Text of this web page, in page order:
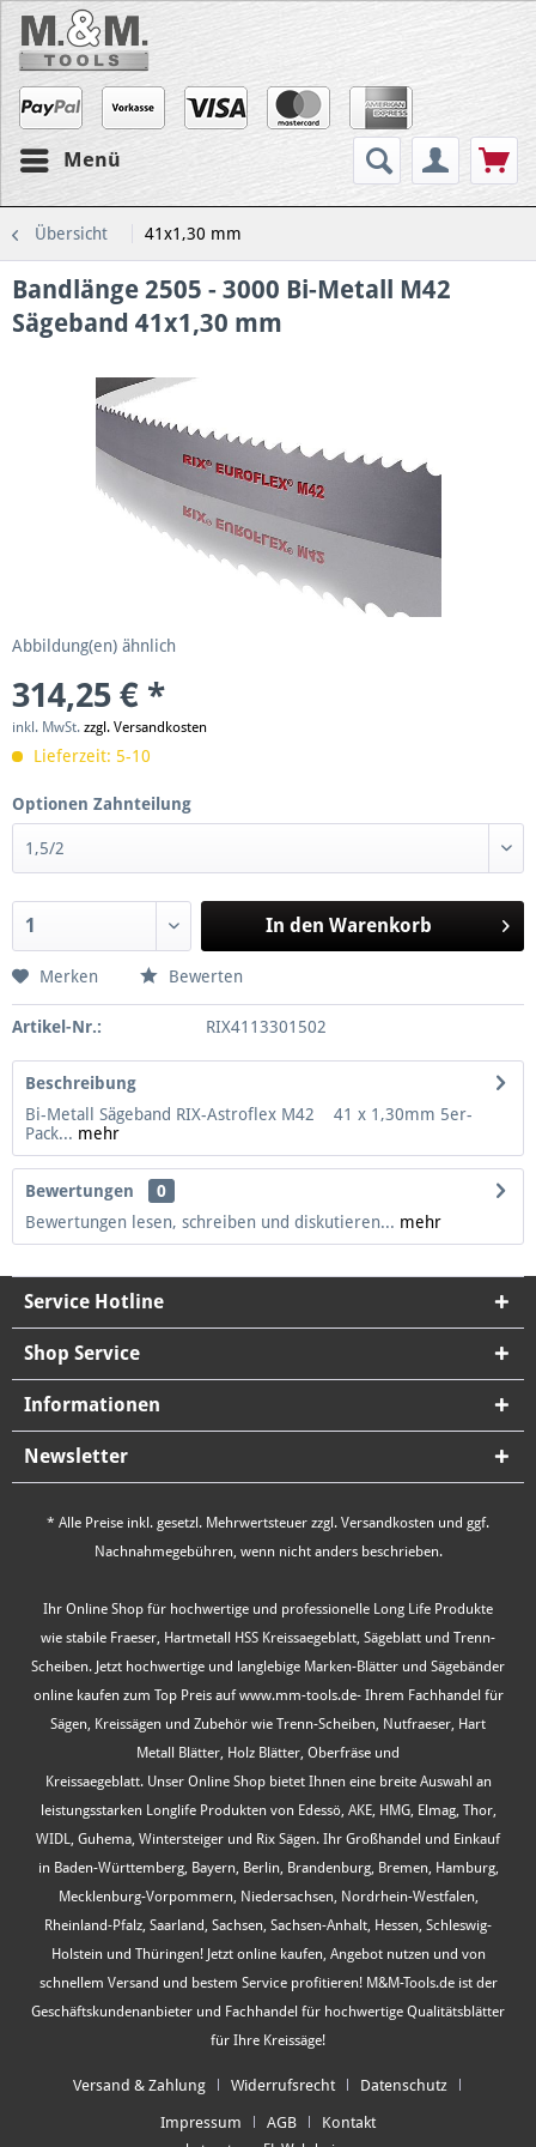
Menü
Übersicht 41x1,30 mm
Bandlänge 2505 - 3000 Bi-Metall M42
Sägeband 41x1,30 mm
Abbildung(en) ähnlich
314,25 € *
inkl. MwSt. zzgl. Versandkosten
Lieferzeit: 5-10
Optionen Zahnteilung
In den Warenkorb
Merken Bewerten
Artikel-Nr.: RIX4113301502
Beschreibung
Bi-Metall Sägeband RIX-Astroflex M42 41 x 1,30mm 5er-
Pack... mehr
Bewertungen
0
Bewertungen lesen, schreiben und diskutieren... mehr
Service Hotline
Shop Service
Informationen
Newsletter
* Alle Preise inkl. gesetzl. Mehrwertsteuer zzgl. Versandkosten und ggf.
Nachnahmegebühren, wenn nicht anders beschrieben.
Ihr Online Shop für hochwertige und professionelle Long Life Produkte
wie stabile Fraeser, Hartmetall HSS Kreissaegeblatt, Sägeblatt und Trenn-
Scheiben. Jetzt hochwertige und langlebige Marken-Blätter und Sägebänder
online kaufen zum Top Preis auf www.mm-tools.de- Ihrem Fachhandel für
Sägen, Kreissägen und Zubehör wie Trenn-Scheiben, Nutfraeser, Hart
Metall Blätter, Holz Blätter, Oberfräse und
Kreissaegeblatt. Unser Online Shop bietet Ihnen eine breite Auswahl an
leistungsstarken Longlife Produkten von Edessö, AKE, HMG, Elmag, Thor,
WIDL, Guhema, Wintersteiger und Rix Sägen. Ihr Großhandel und Einkauf
in Baden-Württemberg, Bayern, Berlin, Brandenburg, Bremen, Hamburg,
Mecklenburg-Vorpommern, Niedersachsen, Nordrhein-Westfalen,
Rheinland-Pfalz, Saarland, Sachsen, Sachsen-Anhalt, Hessen, Schleswig-
Holstein und Thüringen! Jetzt online kaufen, Angebot nutzen und von
schnellem Versand und bestem Service profitieren! M&M-Tools.de ist der
Geschäftskundenanbieter und Fachhandel für hochwertige Qualitätsblätter
für Ihre Kreissäge!
Versand & Zahlung Widerrufsrecht Datenschutz
Impressum AGB Kontakt